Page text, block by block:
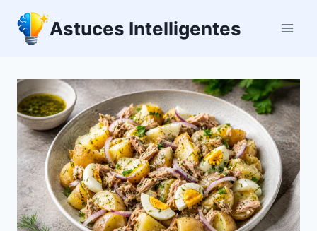
contenu
Astuces Intelligentes